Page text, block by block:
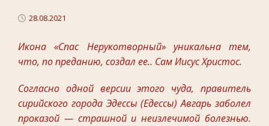
28.08.2021
Икона «Спас Нерукотворный» уникальна тем,
что, по преданию, создал ее.. Сам Иисус Христос.
Согласно одной версии этого чуда, правитель
сирийского города Эдессы (Едессы) Авгарь заболел
проказой — страшной и неизлечимой болезнью.